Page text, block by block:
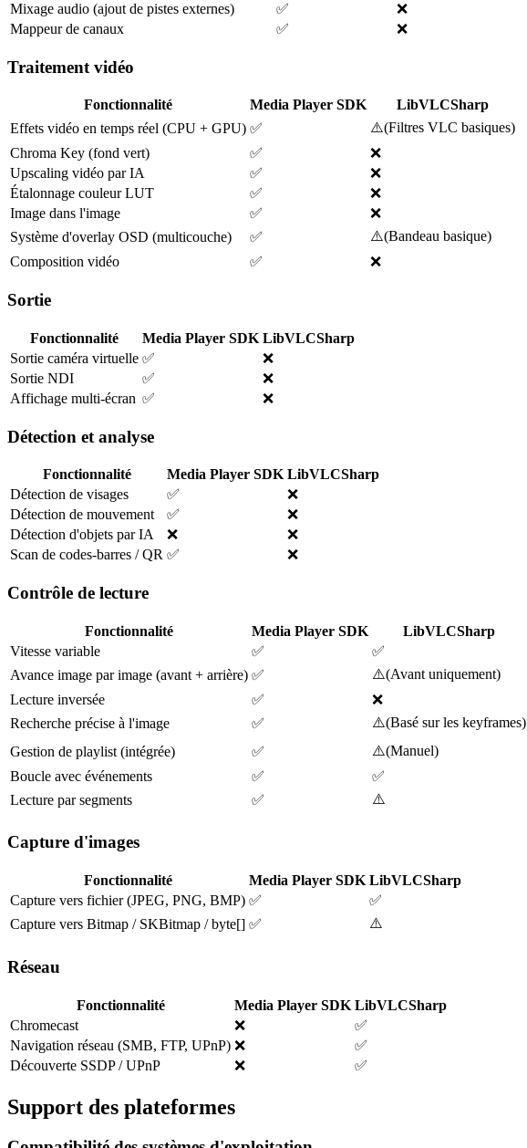
Mixage audio (ajout de pistes externes)
✅
❌
Mappeur de canaux
✅ ❌
Traitement vidéo
Fonctionnalité Media Player SDK
LibVLCSharp
Effets vidéo en temps réel (CPU + GPU) ✅ ⚠️(Filtres VLC basiques)
Chroma Key (fond vert)
✅
❌
Upscaling vidéo par IA
✅
❌
Étalonnage couleur LUT
✅
❌
Image dans l'image
✅
❌
Système d'overlay OSD (multicouche)
✅ ⚠️(Bandeau basique)
Composition vidéo
✅ ❌
Sortie
Fonctionnalité Media Player SDK LibVLCSharp
Sortie caméra virtuelle ✅
❌
Sortie NDI
✅
❌
Affichage multi-écran ✅ ❌
Détection et analyse
Fonctionnalité Media Player SDK LibVLCSharp
Détection de visages
✅
❌
Détection de mouvement
✅
❌
Détection d'objets par IA
❌
❌
Scan de codes-barres / QR ✅ ❌
Contrôle de lecture
Fonctionnalité Media Player SDK
LibVLCSharp
Vitesse variable
✅
✅
Avance image par image (avant + arrière) ✅ ⚠️(Avant uniquement)
Lecture inversée
✅
❌
Recherche précise à l'image
✅ ⚠️(Basé sur les keyframes)
Gestion de playlist (intégrée)
✅ ⚠️(Manuel)
Boucle avec événements
✅
✅
Lecture par segments
✅ ⚠️
Capture d'images
Fonctionnalité Media Player SDK LibVLCSharp
Capture vers fichier (JPEG, PNG, BMP) ✅
✅
Capture vers Bitmap / SKBitmap / byte[] ✅ ⚠️
Réseau
Fonctionnalité Media Player SDK LibVLCSharp
Chromecast
❌
✅
Navigation réseau (SMB, FTP, UPnP) ❌
✅
Découverte SSDP / UPnP
❌ ✅
Support des plateformes